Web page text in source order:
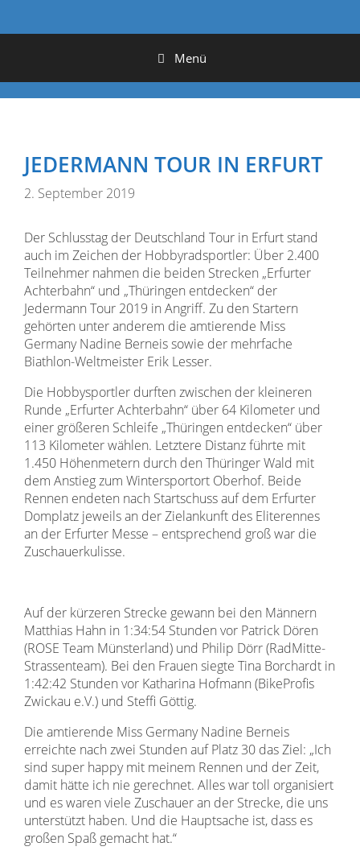
Menü
JEDERMANN TOUR IN ERFURT
2. September 2019
Der Schlusstag der Deutschland Tour in Erfurt stand
auch im Zeichen der Hobbyradsportler: Über 2.400
Teilnehmer nahmen die beiden Strecken „Erfurter
Achterbahn“ und „Thüringen entdecken“ der
Jedermann Tour 2019 in Angriff. Zu den Startern
gehörten unter anderem die amtierende Miss
Germany Nadine Berneis sowie der mehrfache
Biathlon-Weltmeister Erik Lesser.
Die Hobbysportler durften zwischen der kleineren
Runde „Erfurter Achterbahn“ über 64 Kilometer und
einer größeren Schleife „Thüringen entdecken“ über
113 Kilometer wählen. Letztere Distanz führte mit
1.450 Höhenmetern durch den Thüringer Wald mit
dem Anstieg zum Wintersportort Oberhof. Beide
Rennen endeten nach Startschuss auf dem Erfurter
Domplatz jeweils an der Zielankunft des Eliterennes
an der Erfurter Messe – entsprechend groß war die
Zuschauerkulisse.
Auf der kürzeren Strecke gewann bei den Männern
Matthias Hahn in 1:34:54 Stunden vor Patrick Dören
(ROSE Team Münsterland) und Philip Dörr (RadMitte-
Strassenteam). Bei den Frauen siegte Tina Borchardt in
1:42:42 Stunden vor Katharina Hofmann (BikeProfis
Zwickau e.V.) und Steffi Göttig.
Die amtierende Miss Germany Nadine Berneis
erreichte nach zwei Stunden auf Platz 30 das Ziel: „Ich
sind super happy mit meinem Rennen und der Zeit,
damit hätte ich nie gerechnet. Alles war toll organisiert
und es waren viele Zuschauer an der Strecke, die uns
unterstützt haben. Und die Hauptsache ist, dass es
großen Spaß gemacht hat.“